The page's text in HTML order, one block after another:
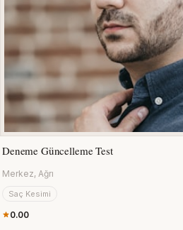
Deneme Güncelleme Test
Merkez, Ağrı
Saç Kesimi
0.00